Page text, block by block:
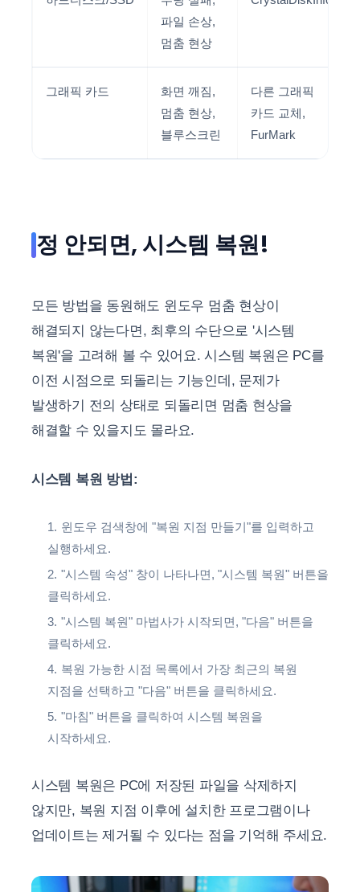
파일 손상,
멈춤 현상
그래픽 카드
화면 깨짐,
멈춤 현상,
블루스크린
다른 그래픽
카드 교체,
FurMark
정 안되면, 시스템 복원!
모든 방법을 동원해도 윈도우 멈춤 현상이
해결되지 않는다면, 최후의 수단으로 '시스템
복원'을 고려해 볼 수 있어요. 시스템 복원은 PC를
이전 시점으로 되돌리는 기능인데, 문제가
발생하기 전의 상태로 되돌리면 멈춤 현상을
해결할 수 있을지도 몰라요.
시스템 복원 방법:
윈도우 검색창에 "복원 지점 만들기"를 입력하고
실행하세요.
"시스템 속성" 창이 나타나면, "시스템 복원" 버튼을
클릭하세요.
"시스템 복원" 마법사가 시작되면, "다음" 버튼을
클릭하세요.
복원 가능한 시점 목록에서 가장 최근의 복원
지점을 선택하고 "다음" 버튼을 클릭하세요.
"마침" 버튼을 클릭하여 시스템 복원을
시작하세요.
시스템 복원은 PC에 저장된 파일을 삭제하지
않지만, 복원 지점 이후에 설치한 프로그램이나
업데이트는 제거될 수 있다는 점을 기억해 주세요.